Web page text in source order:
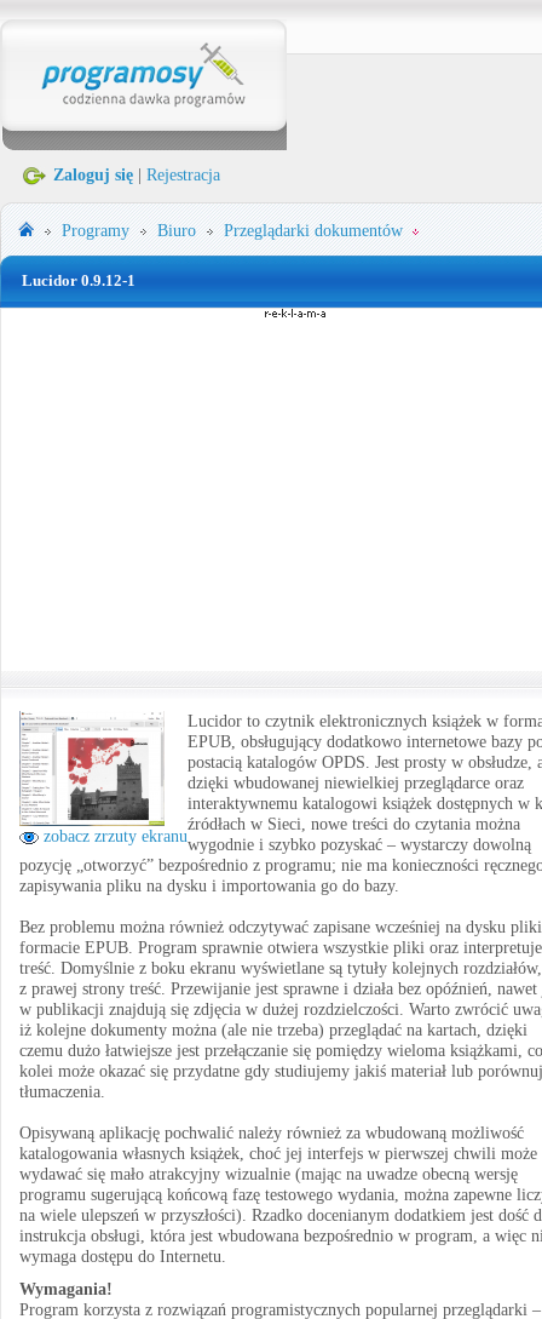
Zaloguj się Rejestracja
Programy Biuro Przeglądarki dokumentów
Lucidor 0.9.12-1
zobacz zrzuty ekranu
Lucidor to czytnik elektronicznych książek w
EPUB, obsługujący dodatkowo internetowe bazy
postacią katalogów OPDS. Jest prosty w obsłudze,
dzięki wbudowanej niewielkiej przeglądarce oraz
interaktywnemu katalogowi książek dostępnych w
źródłach w Sieci, nowe treści do czytania można
wygodnie i szybko pozyskać – wystarczy dowolną
pozycję „otworzyć” bezpośrednio z programu; nie ma konieczności
zapisywania pliku na dysku i importowania go do bazy.
Bez problemu można również odczytywać zapisane wcześniej na dysku
formacie EPUB. Program sprawnie otwiera wszystkie pliki oraz
treść. Domyślnie z boku ekranu wyświetlane są tytuły kolejnych
z prawej strony treść. Przewijanie jest sprawne i działa bez opóźnień,
w publikacji znajdują się zdjęcia w dużej rozdzielczości. Warto zwrócić
iż kolejne dokumenty można (ale nie trzeba) przeglądać na kartach, dzięki
czemu dużo łatwiejsze jest przełączanie się pomiędzy wieloma książkami,
kolei może okazać się przydatne gdy studiujemy jakiś materiał lub
tłumaczenia.
Opisywaną aplikację pochwalić należy również za wbudowaną możliwość
katalogowania własnych książek, choć jej interfejs w pierwszej chwili może
wydawać się mało atrakcyjny wizualnie (mając na uwadze obecną wersję
programu sugerującą końcową fazę testowego wydania, można zapewne
na wiele ulepszeń w przyszłości). Rzadko docenianym dodatkiem jest dość
instrukcja obsługi, która jest wbudowana bezpośrednio w program, a więc
wymaga dostępu do Internetu.
Wymagania!
Program korzysta z rozwiązań programistycznych popularnej przeglądarki